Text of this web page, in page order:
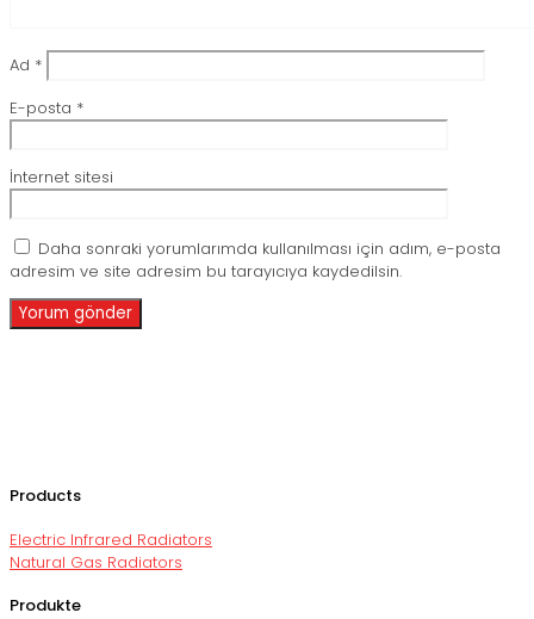
Ad *
E-posta *
İnternet sitesi
Daha sonraki yorumlarımda kullanılması için adım, e-posta
adresim ve site adresim bu tarayıcıya kaydedilsin.
Products
Electric Infrared Radiators
Natural Gas Radiators
Produkte